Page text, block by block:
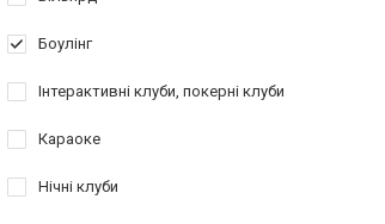
Боулінг
Інтерактивні клуби, покерні клуби
Караоке
Нічні клуби